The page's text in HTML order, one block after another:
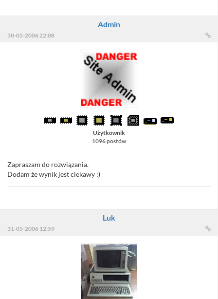
Admin
30-05-2006 22:08
Użytkownik
1096 postów
Zapraszam do rozwiązania.
Dodam że wynik jest ciekawy :)
Luk
31-05-2006 12:59